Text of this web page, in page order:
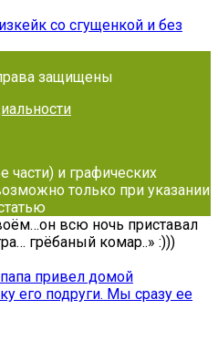
со сгущенкой и без
защищены
части) и графических
только при указании
всю ночь приставал
грёбаный комар..» :)))
привел домой
его подруги. Мы сразу ее